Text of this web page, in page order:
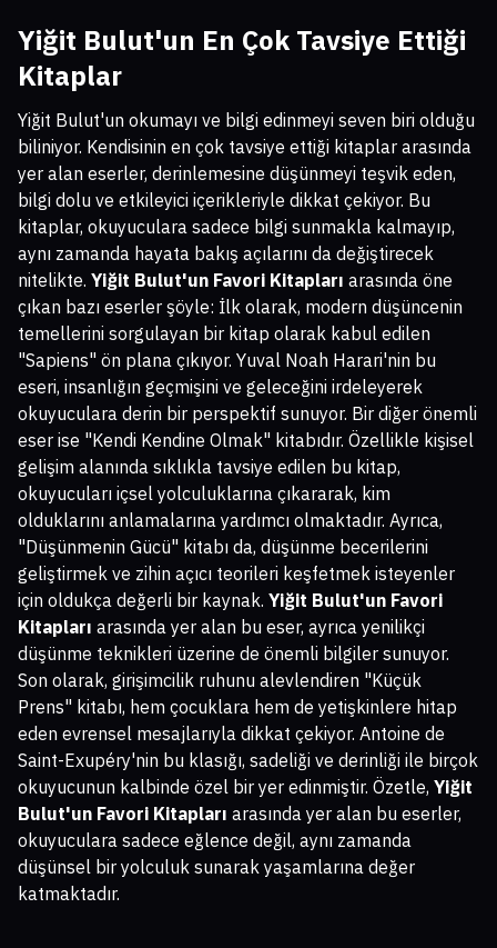
Yiğit Bulut'un En Çok Tavsiye Ettiği
Kitaplar
Yiğit Bulut'un okumayı ve bilgi edinmeyi seven biri olduğu
biliniyor. Kendisinin en çok tavsiye ettiği kitaplar arasında
yer alan eserler, derinlemesine düşünmeyi teşvik eden,
bilgi dolu ve etkileyici içerikleriyle dikkat çekiyor. Bu
kitaplar, okuyuculara sadece bilgi sunmakla kalmayıp,
aynı zamanda hayata bakış açılarını da değiştirecek
nitelikte. Yiğit Bulut'un Favori Kitapları arasında öne
çıkan bazı eserler şöyle: İlk olarak, modern düşüncenin
temellerini sorgulayan bir kitap olarak kabul edilen
"Sapiens" ön plana çıkıyor. Yuval Noah Harari'nin bu
eseri, insanlığın geçmişini ve geleceğini irdeleyerek
okuyuculara derin bir perspektif sunuyor. Bir diğer önemli
eser ise "Kendi Kendine Olmak" kitabıdır. Özellikle kişisel
gelişim alanında sıklıkla tavsiye edilen bu kitap,
okuyucuları içsel yolculuklarına çıkararak, kim
olduklarını anlamalarına yardımcı olmaktadır. Ayrıca,
"Düşünmenin Gücü" kitabı da, düşünme becerilerini
geliştirmek ve zihin açıcı teorileri keşfetmek isteyenler
için oldukça değerli bir kaynak. Yiğit Bulut'un Favori
Kitapları arasında yer alan bu eser, ayrıca yenilikçi
düşünme teknikleri üzerine de önemli bilgiler sunuyor.
Son olarak, girişimcilik ruhunu alevlendiren "Küçük
Prens" kitabı, hem çocuklara hem de yetişkinlere hitap
eden evrensel mesajlarıyla dikkat çekiyor. Antoine de
Saint-Exupéry'nin bu klasığı, sadeliği ve derinliği ile birçok
okuyucunun kalbinde özel bir yer edinmiştir. Özetle, Yiğit
Bulut'un Favori Kitapları arasında yer alan bu eserler,
okuyuculara sadece eğlence değil, aynı zamanda
düşünsel bir yolculuk sunarak yaşamlarına değer
katmaktadır.